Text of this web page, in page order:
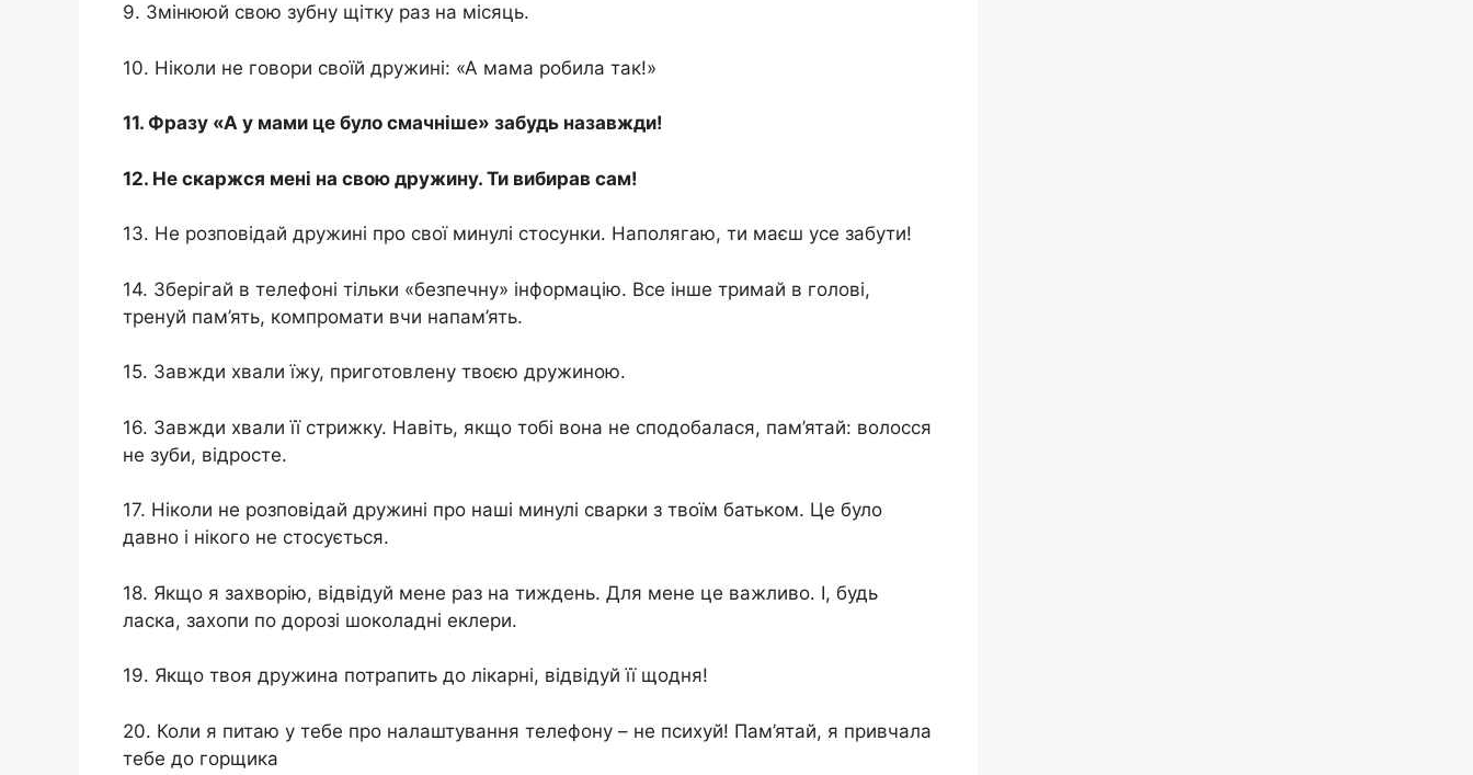
9. Змінююй свою зубну щітку раз на місяць.
10. Ніколи не говори своїй дружині: «А мама робила так!»
11. Фразу «А у мами це було смачніше» забудь назавжди!
12. Не скаржся мені на свою дружину. Ти вибирав сам!
13. Не розповідай дружині про свої минулі стосунки. Наполягаю, ти маєш усе забути!
14. Зберігай в телефоні тільки «безпечну» інформацію. Все інше тримай в голові,
тренуй пам’ять, компромати вчи напам’ять.
15. Завжди хвали їжу, приготовлену твоєю дружиною.
16. Завжди хвали її стрижку. Навіть, якщо тобі вона не сподобалася, пам’ятай: волосся
не зуби, відросте.
17. Ніколи не розповідай дружині про наші минулі сварки з твоїм батьком. Це було
давно і нікого не стосується.
18. Якщо я захворію, відвідуй мене раз на тиждень. Для мене це важливо. І, будь
ласка, захопи по дорозі шоколадні еклери.
19. Якщо твоя дружина потрапить до лікарні, відвідуй її щодня!
20. Коли я питаю у тебе про налаштування телефону – не психуй! Пам’ятай, я привчала
тебе до горщика